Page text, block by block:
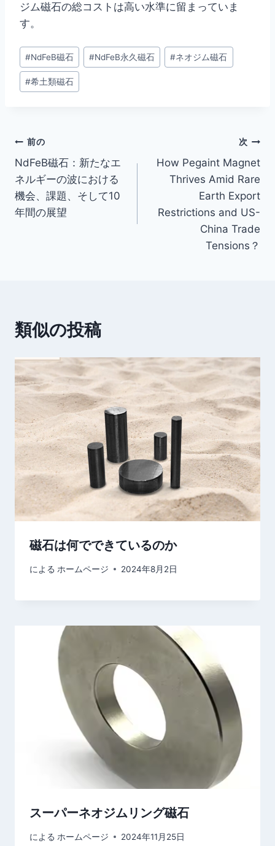
ジム磁石の総コストは高い水準に留まっていま
す。
#NdFeB磁石 #NdFeB永久磁石 #ネオジム磁石
#希土類磁石
前の
NdFeB磁石：新たなエ
ネルギーの波における
機会、課題、そして10
年間の展望
次
How Pegaint Magnet
Thrives Amid Rare
Earth Export
Restrictions and US-
China Trade
Tensions？
類似の投稿
磁石は何でできているのか
による ホームページ 2024年8月2日
スーパーネオジムリング磁石
による ホームページ 2024年11月25日